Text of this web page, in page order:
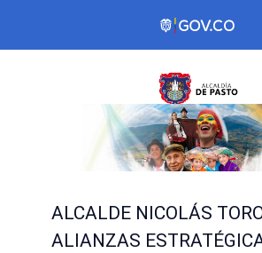
ALCALDE NICOLÁS
ALIANZAS